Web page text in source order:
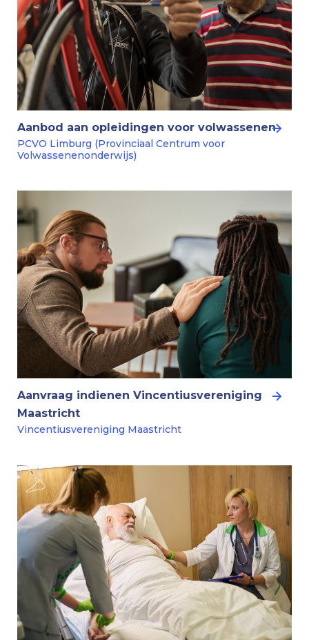
Aanbod aan opleidingen voor volwassenen
PCVO Limburg (Provinciaal Centrum voor
Volwassenenonderwijs)
Aanvraag indienen Vincentiusvereniging
Maastricht
Vincentiusvereniging Maastricht